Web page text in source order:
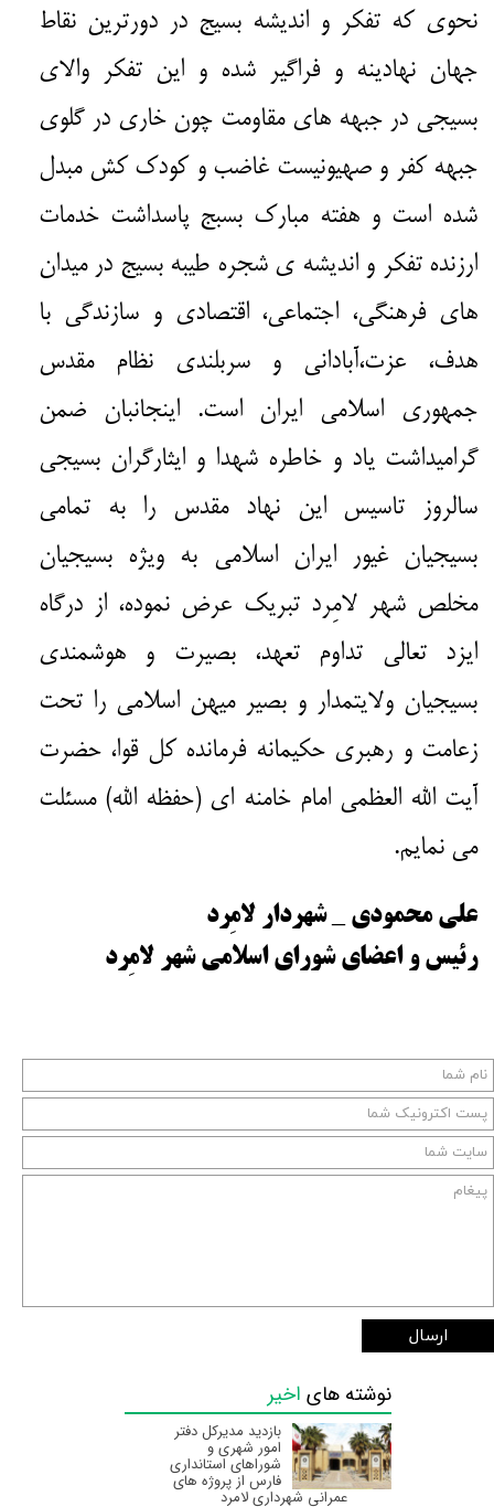
نحوی که تفکر و اندیشه بسیج در دورترین نقاط
جهان نهادینه و فراگیر شده و این تفکر والای
بسیجی در جبهه های مقاومت چون خاری در گلوی
جبهه کفر و صهیونیست غاضب و کودک کش مبدل
شده است و هفته مبارک بسبج پاسداشت‌‌‌ خدمات
ارزنده تفکر و اندیشه ی شجره طیبه بسیج در میدان
های فرهنگی، اجتماعی، اقتصادی و سازندگی با
هدف، عزت،آبادانی و سربلندی نظام مقدس
جمهوری اسلامی ایران است. اینجانبان ضمن
گرامیداشت یاد و خاطره شهدا و ایثارگران بسیجی
سالروز تاسیس این نهاد مقدس را به تمامی
بسیجیان غیور ایران اسلامی به ویژه بسیجیان
مخلص شهر لامِرد تبریک عرض نموده، از درگاه
ایزد تعالی تداوم تعهد، بصیرت و هوشمندی
بسیجیان ولایتمدار و بصیر میهن اسلامی را تحت
زعامت و رهبری حکیمانه فرمانده کل قوا، حضرت
آیت الله العظمی امام خامنه ای (حفظه الله) مسئلت
می نمایم.
علی محمودی _ شهردار لامِرد
رئیس و اعضای شورای اسلامی شهر لامِرد
ارسال
نوشته های اخیر
بازدید مدیرکل دفتر
امور شهری و
شوراهای استانداری
فارس از پروژه های
عمرانی شهرداری لامرد